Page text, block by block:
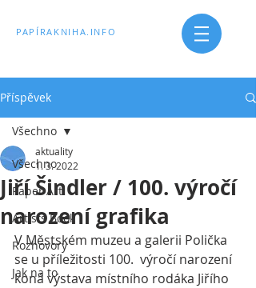
PAPÍRAKNIHA.INFO
Příspěvek
Všechno
Paper Art
Artists Book
Rozhovory
Jak na to
Všechno
Jiří Šindler / 100. výročí
narození grafika
aktuality
1. 3. 2022
V Městském muzeu a galerii Polička
se u příležitosti 100.  výročí narození
koná výstava místního rodáka Jiřího